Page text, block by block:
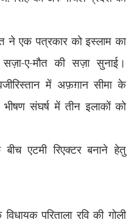
ने एक पत्रकार को इस्लाम का
ए-मौत की सज़ा सुनाई।
में अफ़ग़ान सीमा के
संघर्ष में तीन इलाकों को
एटमी रिएक्टर बनाने हेतु
परिताला रवि की गोली